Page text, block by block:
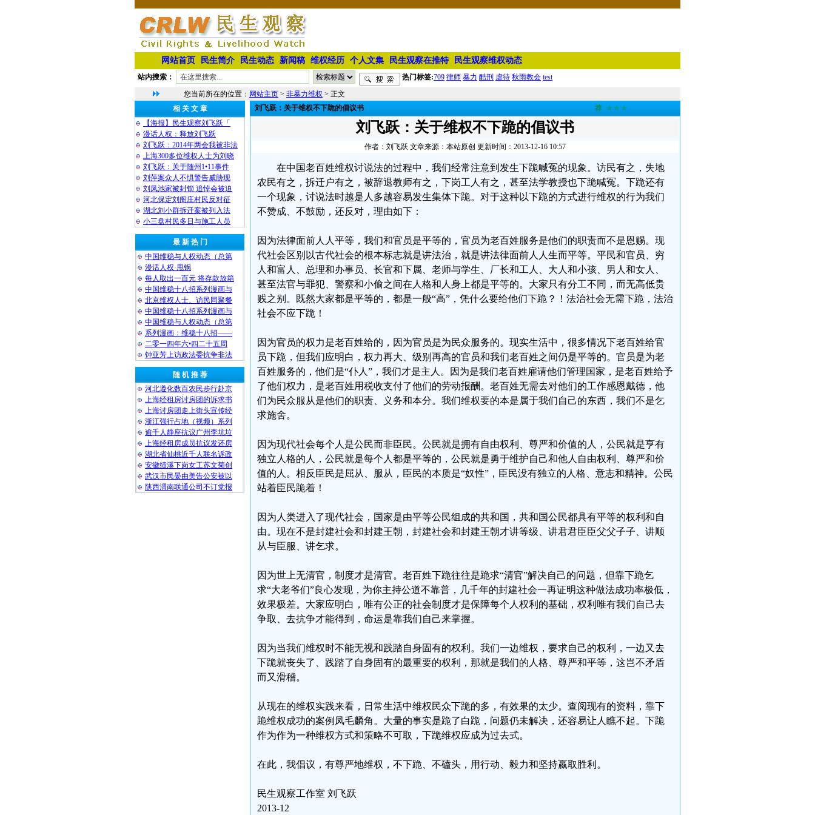
网站首页 民生简介 民生动态 新闻稿 维权经历 个人文集 民生观察在推特 民生观察维权动态
站内搜索： 热门标签:709 律师 暴力 酷刑 虐待 秋雨教会 test
您当前所在的位置： 网站主页 > 非暴力维权 > 正文
相 关 文 章
【海报】民生观察刘飞跃「
漫话人权：释放刘飞跃
刘飞跃：2014年两会我被非法
上海300多位维权人士为刘晓
刘飞跃：关于随州1•11事件
刘萍案众人不惧警告威胁现
刘凤池家被封锁 追悼会被迫
河北保定刘阁庄村民反对征
湖北刘小群拆迁案被列入法
小三盘村民多日与施工人员
最 新 热 门
中国维稳与人权动态（总第
漫话人权·甩锅
每人取出一百元 将存款放箱
中国维稳十八招系列漫画与
北京维权人士、访民同聚餐
中国维稳十八招系列漫画与
中国维稳与人权动态（总第
系列漫画：维稳十八招——
二零一四年六•四二十五周
钟亚芳上访政法委抗争非法
随 机 推 荐
河北遵化数百农民步行赴京
上海经租房讨房团的诉求书
上海讨房团走上街头宣传经
浙江强行占地（视频）系列
逾千人静座抗议广州李坑垃
上海经租房成员抗议发还房
湖北省仙桃近千人联名诉政
安徽绩溪下岗女工苏文菊创
武汉市民晏由美告公安被以
陕西渭南联通公司不订党报
刘飞跃：关于维权不下跪的倡议书 荐 ★★★
刘飞跃：关于维权不下跪的倡议书
作者：刘飞跃 文章来源：本站原创 更新时间：2013-12-16 10:57
在中国老百姓维权讨说法的过程中，我们经常注意到发生下跪喊冤的现象。访民有之，失地
农民有之，拆迁户有之，被辞退教师有之，下岗工人有之，甚至法学教授也下跪喊冤。下跪还有
一个现象，讨说法时越是人多越容易发生集体下跪。对于这种以下跪的方式进行维权的行为我们
不赞成、不鼓励，还反对，理由如下：
因为法律面前人人平等，我们和官员是平等的，官员为老百姓服务是他们的职责而不是恩赐。现
代社会区别以古代社会的根本标志就是讲法治，就是讲法律面前人人生而平等。平民和官员、穷
人和富人、总理和办事员、长官和下属、老师与学生、厂长和工人、大人和小孩、男人和女人、
甚至法官与罪犯、警察和小偷之间在人格和人身上都是平等的。大家只有分工不同，而无高低贵
贱之别。既然大家都是平等的，都是一般“高”，凭什么要给他们下跪？！法治社会无需下跪，法治
社会不应下跪！
因为官员的权力是老百姓给的，因为官员是为民众服务的。现实生活中，很多情况下老百姓给官
员下跪，但我们应明白，权力再大、级别再高的官员和我们老百姓之间仍是平等的。官员是为老
百姓服务的，他们是“仆人”，我们才是主人。因为是我们老百姓雇请他们管理国家，是老百姓给予
了他们权力，是老百姓用税收支付了他们的劳动报酬。老百姓无需去对他们的工作感恩戴德，他
们为民众服从是他们的职责、义务和本分。我们维权要的本是属于我们自己的东西，我们不是乞
求施舍。
因为现代社会每个人是公民而非臣民。公民就是拥有自由权利、尊严和价值的人，公民就是亨有
独立人格的人，公民就是每个人都是平等的，公民就是勇于维护自己和他人自由权利、尊严和价
值的人。相反臣民是屈从、服从，臣民的本质是“奴性”，臣民没有独立的人格、意志和精神。公民
站着臣民跪着！
因为人类进入了现代社会，国家是由平等公民组成的共和国，共和国公民都具有平等的权利和自
由。现在不是封建社会和封建王朝，封建社会和封建王朝才讲等级、讲君君臣臣父父子子、讲顺
从与臣服、讲乞求。
因为世上无清官，制度才是清官。老百姓下跪往往是跪求“清官”解决自己的问题，但靠下跪乞
求“大老爷们”良心发现，为你主持公道不靠普，几千年的封建社会一再证明这种做法成功率极低，
效果极差。大家应明白，唯有公正的社会制度才是保障每个人权利的基础，权利唯有我们自己去
争取、去抗争才能得到，命运是靠我们自己来掌握。
因为当我们维权时不能无视和践踏自身固有的权利。我们一边维权，要求自己的权利，一边又去
下跪就丧失了、践踏了自身固有的最重要的权利，那就是我们的人格、尊严和平等，这岂不矛盾
而又滑稽。
从现在的维权实践来看，日常生活中维权民众下跪的多，有效果的太少。查阅现有的资料，靠下
跪维权成功的案例凤毛麟角。大量的事实是跪了白跪，问题仍未解决，还容易让人瞧不起。下跪
作为作为一种维权方式和策略不可取，下跪维权应成为过去式。
在此，我倡议，有尊严地维权，不下跪、不磕头，用行动、毅力和坚持嬴取胜利。
民生观察工作室 刘飞跃
2013-12